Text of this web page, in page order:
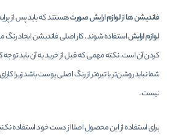
فاندیشن هاازلوازم ارایش صورتهستند که باید پس از
لوازم ارایشاستفاده شوند . کار اصلی فاندیشن ایجاد
کردن آن است. نکته مهمی که قبل از خرید به آن باید
شما نباید روشن‌تر یا تیره‌تر از رنگ اصلی پوست باشد زیرا
نیست .
برای استفاده از این محصول اصلا از دست خود استفاده